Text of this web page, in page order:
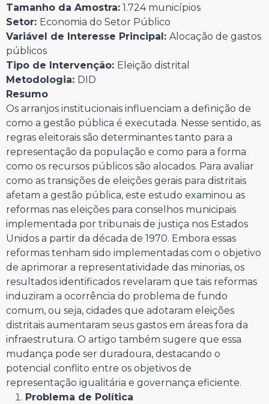
Tamanho da Amostra: 1.724 municípios
Setor: Economia do Setor Público
Variável de Interesse Principal: Alocação de gastos
públicos
Tipo de Intervenção: Eleição distrital
Metodologia: DID
Resumo
Os arranjos institucionais influenciam a definição de
como a gestão pública é executada. Nesse sentido, as
regras eleitorais são determinantes tanto para a
representação da população e como para a forma
como os recursos públicos são alocados. Para avaliar
como as transições de eleições gerais para distritais
afetam a gestão pública, este estudo examinou as
reformas nas eleições para conselhos municipais
implementada por tribunais de justiça nos Estados
Unidos a partir da década de 1970. Embora essas
reformas tenham sido implementadas com o objetivo
de aprimorar a representatividade das minorias, os
resultados identificados revelaram que tais reformas
induziram a ocorrência do problema de fundo
comum, ou seja, cidades que adotaram eleições
distritais aumentaram seus gastos em áreas fora da
infraestrutura. O artigo também sugere que essa
mudança pode ser duradoura, destacando o
potencial conflito entre os objetivos de
representação igualitária e governança eficiente.
Problema de Política